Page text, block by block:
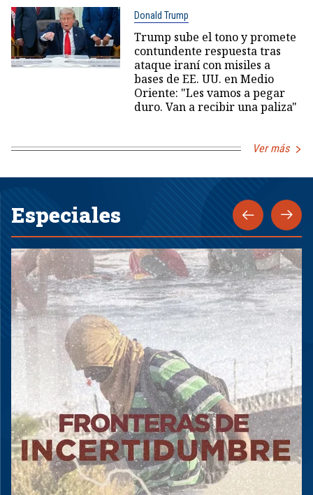
Donald Trump
Trump sube el tono y promete
contundente respuesta tras
ataque iraní con misiles a
bases de EE. UU. en Medio
Oriente: "Les vamos a pegar
duro. Van a recibir una paliza"
Ver más
Especiales